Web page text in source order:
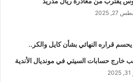
2025
يحسم قراره النهائي بشأن كايل والكر..
خارج حسابات السيتي في مونديال الأندية